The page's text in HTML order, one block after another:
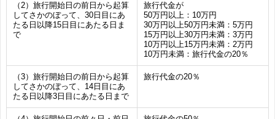
（2）旅行開始日の前日から起算
してさかのぼって、30日目にあ
たる日以降15日目にあたる日ま
で
旅行代金が
50万円以上：10万円
30万円以上50万円未満：5万円
15万円以上30万円未満：3万円
10万円以上15万円未満：2万円
10万円未満：旅行代金の20％
（3）旅行開始日の前日から起算
してさかのぼって、14日目にあ
たる日以降3日目にあたる日まで
旅行代金の20％